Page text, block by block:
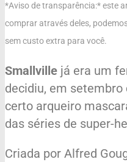
*Aviso de transparência:* este
comprar através deles,
sem custo extra para você.
Smallville já era um
decidiu, em setembro
certo arqueiro
das séries de super-
Criada por Alfred